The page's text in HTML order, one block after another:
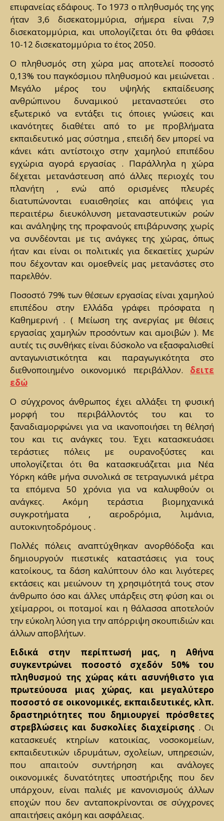
επιφανείας εδάφους. Το 1973 ο πληθυσμός της γης
ήταν 3,6 δισεκατομμύρια, σήμερα είναι 7,9
δισεκατομμύρια, και υπολογίζεται ότι θα φθάσει
10-12 δισεκατομμύρια το έτος 2050.
Ο πληθυσμός στη χώρα μας αποτελεί ποσοστό
0,13% του παγκόσμιου πληθυσμού και μειώνεται .
Μεγάλο μέρος του υψηλής εκπαίδευσης
ανθρώπινου δυναμικού μεταναστεύει στο
εξωτερικό να εντάξει τις όποιες γνώσεις και
ικανότητες διαθέτει από το με προβλήματα
εκπαιδευτικό μας σύστημα , επειδή δεν μπορεί να
κάνει κάτι αντίστοιχο στην χαμηλού επιπέδου
εγχώρια αγορά εργασίας . Παράλληλα η χώρα
δέχεται μετανάστευση από άλλες περιοχές του
πλανήτη , ενώ από ορισμένες πλευρές
διατυπώνονται ευαισθησίες και απόψεις για
περαιτέρω διευκόλυνση μεταναστευτικών ροών
και ανάληψης της προφανούς επιβάρυνσης χωρίς
να συνδέονται με τις ανάγκες της χώρας, όπως
ήταν και είναι οι πολιτικές για δεκαετίες χωρών
που δέχονταν και ομοεθνείς μας μετανάστες στο
παρελθόν.
Ποσοστό 79% των θέσεων εργασίας είναι χαμηλού
επιπέδου στην Ελλάδα γράφει πρόσφατα η
Καθημερινή . ( Μείωση της ανεργίας με θέσεις
εργασίας χαμηλών προσόντων και αμοιβών ). Με
αυτές τις συνθήκες είναι δύσκολο να εξασφαλισθεί
ανταγωνιστικότητα και παραγωγικότητα στο
διεθνοποιημένο οικονομικό περιβάλλον. δειτε
εδώ
Ο σύγχρονος άνθρωπος έχει αλλάξει τη φυσική
μορφή του περιβάλλοντός του και το
ξαναδιαμορφώνει για να ικανοποιήσει τη θέλησή
του και τις ανάγκες του. Έχει κατασκευάσει
τεράστιες πόλεις με ουρανοξύστες και
υπολογίζεται ότι θα κατασκευάζεται μια Νέα
Υόρκη κάθε μήνα συνολικά σε τετραγωνικά μέτρα
τα επόμενα 50 χρόνια για να καλυφθούν οι
ανάγκες. Ακόμη τεράστια βιομηχανικά
συγκροτήματα , αεροδρόμια, λιμάνια,
αυτοκινητοδρόμους .
Πολλές πόλεις αναπτύχθηκαν ανορθόδοξα και
δημιουργούν πιεστικές καταστάσεις για τους
κατοίκους, τα δάση καλύπτουν όλο και λιγότερες
εκτάσεις και μειώνουν τη χρησιμότητά τους στον
άνθρωπο όσο και άλλες υπάρξεις στη φύση και οι
χείμαρροι, οι ποταμοί και η θάλασσα αποτελούν
την εύκολη λύση για την απόρριψη σκουπιδιών και
άλλων αποβλήτων.
Ειδικά στην περίπτωσή μας, η Αθήνα
συγκεντρώνει ποσοστό σχεδόν 50% του
πληθυσμού της χώρας κάτι ασυνήθιστο για
πρωτεύουσα μιας χώρας, και μεγαλύτερο
ποσοστό σε οικονομικές, εκπαιδευτικές, κλπ.
δραστηριότητες που δημιουργεί πρόσθετες
στρεβλώσεις και δυσκολίες διαχείρισης. Οι
κατασκευές κτηρίων κατοικίας, νοσοκομείων,
εκπαιδευτικών ιδρυμάτων, σχολείων, υπηρεσιών,
που απαιτούν συντήρηση και ανάλογες
οικονομικές δυνατότητες υποστήριξης που δεν
υπάρχουν, είναι παλιές με κανονισμούς άλλων
εποχών που δεν ανταποκρίνονται σε σύγχρονες
απαιτήσεις ακόμη και ασφάλειας.